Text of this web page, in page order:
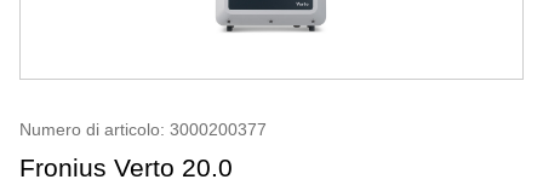
Numero di articolo: 3000200377
Fronius Verto 20.0